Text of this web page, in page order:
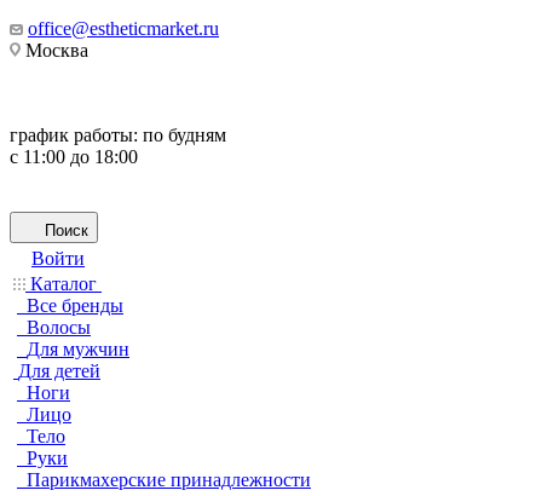
office@estheticmarket.ru
Москва
график работы: по будням
с 11:00 до 18:00
Поиск
Войти
Каталог
Все бренды
Волосы
Для мужчин
Для детей
Ноги
Лицо
Тело
Руки
Парикмахерские принадлежности